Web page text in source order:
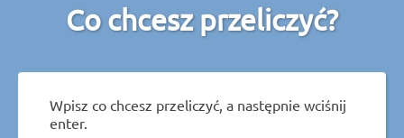
Co chcesz przeliczyć?
Wpisz co chcesz przeliczyć, a następnie wciśnij
enter.